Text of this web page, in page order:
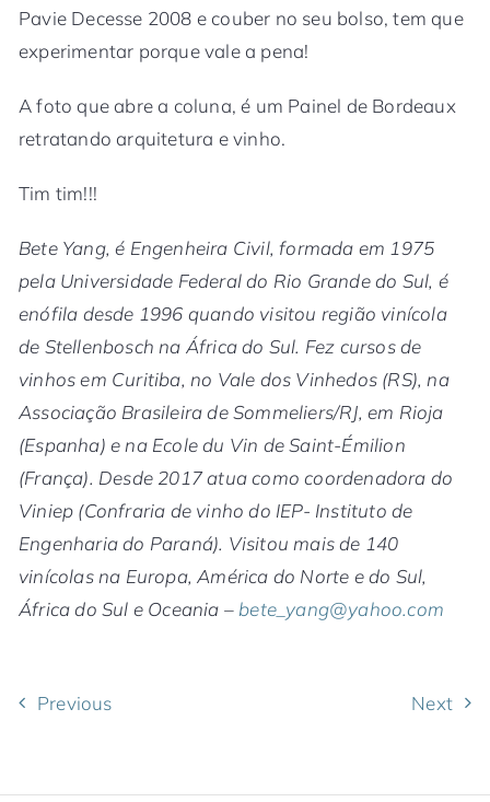
Pavie Decesse 2008 e couber no seu bolso, tem que
experimentar porque vale a pena!
A foto que abre a coluna, é um Painel de Bordeaux
retratando arquitetura e vinho.
Tim tim!!!
Bete Yang, é Engenheira Civil, formada em 1975
pela Universidade Federal do Rio Grande do Sul, é
enófila desde 1996 quando visitou região vinícola
de Stellenbosch na África do Sul. Fez cursos de
vinhos em Curitiba, no Vale dos Vinhedos (RS), na
Associação Brasileira de Sommeliers/RJ, em Rioja
(Espanha) e na Ecole du Vin de Saint-Émilion
(França). Desde 2017 atua como coordenadora do
Viniep (Confraria de vinho do IEP- Instituto de
Engenharia do Paraná). Visitou mais de 140
vinícolas na Europa, América do Norte e do Sul,
África do Sul e Oceania – bete_yang@yahoo.com
Previous Next